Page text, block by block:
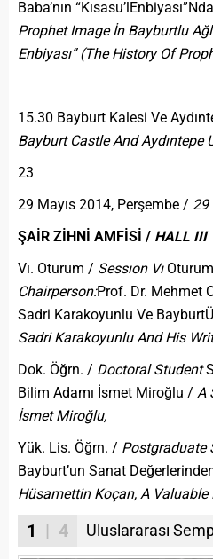
Baba’nın
Prophet Image İn Bayburtlu
Enbiyası” (The History Of
15.30 Bayburt Kalesi Ve
Bayburt Castle And Aydıntepe
23
29 Mayıs 2014, Perşembe / 29
ŞAİR ZİHNİ AMFİSİ / HALL III
Vı. Oturum / Sessıon Vı
Chairperson:Prof. Dr. Mehmet
Sadri Karakoyunlu Ve
Sadri Karakoyunlu And His
Dok. Öğrn. / Doctoral Student
Bilim Adamı İsmet Miroğlu / A
İsmet Miroğlu,
Yük. Lis. Öğrn. / Postgraduate
Bayburt’un Sanat
Hüsamettin Koçan, A Valuable
1 | 4 Uluslararası